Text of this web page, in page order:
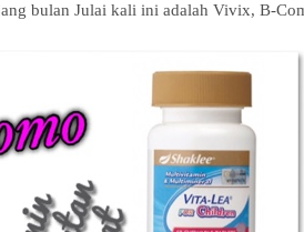
bulan Julai kali ini adalah Vivix, B-